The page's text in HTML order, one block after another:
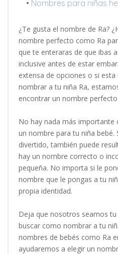
• Nombres para niñas
¿Te gusta el nombre de Ra?
nombre perfecto como Ra
que te enteraras de que ibas
inclusive antes de estar
extensa de opciones o si
nombrar a tu niña Ra,
encontrar un nombre
No hay nada más importante
un nombre para tu niña bebé.
divertido, también puede
hay un nombre correcto o
pequeña. No importa si le
nombre que le pongas a tu
propia identidad.
Deja que nosotros seamos
buscar como nombrar a tu
nombres de bebés como Ra
ayudaremos a elegir un